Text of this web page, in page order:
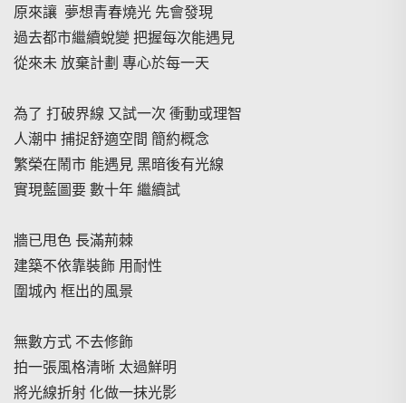
原來讓 夢想青春燒光 先會發現
過去都市繼續蛻變 把握每次能遇見
從來未 放棄計劃 專心於每一天
為了 打破界線 又試一次 衝動或理智
人潮中 捕捉舒適空間 簡約概念
繁榮在鬧市 能遇見 黑暗後有光線
實現藍圖要 數十年 繼續試
牆已甩色 長滿荊棘
建築不依靠裝飾 用耐性
圍城內 框出的風景
無數方式 不去修飾
拍一張風格清晰 太過鮮明
將光線折射 化做一抹光影